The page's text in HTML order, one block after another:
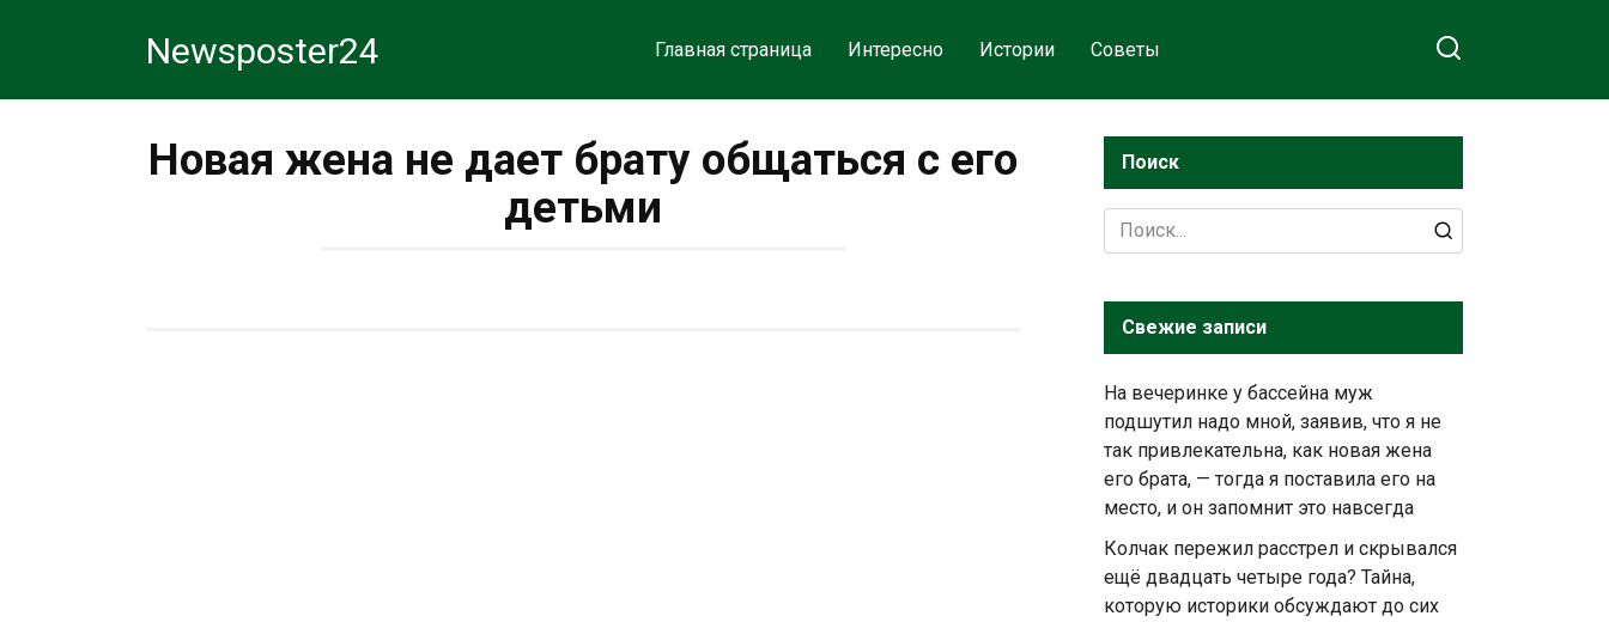
Newsposter24 Главная страница Интересно Истории Советы
Новая жена не дает брату общаться с его
детьми
Поиск
Search
for:
Свежие записи
На вечеринке у бассейна муж
подшутил надо мной, заявив, что я не
так привлекательна, как новая жена
его брата, — тогда я поставила его на
место, и он запомнит это навсегда
Колчак пережил расстрел и скрывался
ещё двадцать четыре года? Тайна,
которую историки обсуждают до сих